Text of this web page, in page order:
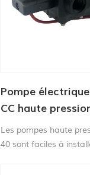
Pompe
CC haute
Les pompes haute
40 sont faciles à